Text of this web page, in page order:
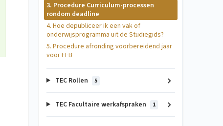
3. Procedure Curriculum-processen
rondom deadline
4. Hoe depubliceer ik een vak of
onderwijsprogramma uit de Studiegids?
5. Procedure afronding voorbereidend jaar
voor FFB
TEC Rollen 5
TEC Facultaire werkafspraken 1